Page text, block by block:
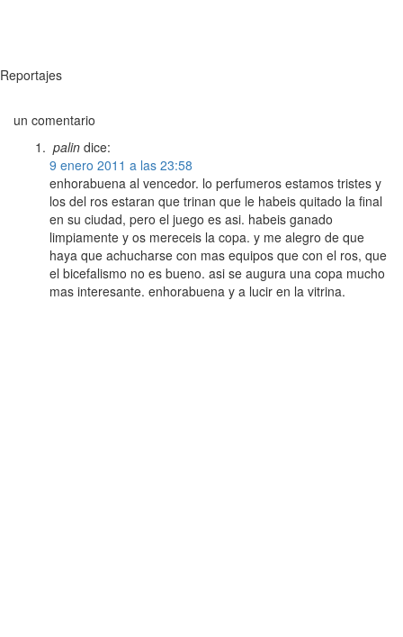
Reportajes
un comentario
palin dice:
9 enero 2011 a las 23:58
enhorabuena al vencedor. lo perfumeros estamos tristes y
los del ros estaran que trinan que le habeis quitado la final
en su ciudad, pero el juego es asi. habeis ganado
limpiamente y os mereceis la copa. y me alegro de que
haya que achucharse con mas equipos que con el ros, que
el bicefalismo no es bueno. asi se augura una copa mucho
mas interesante. enhorabuena y a lucir en la vitrina.